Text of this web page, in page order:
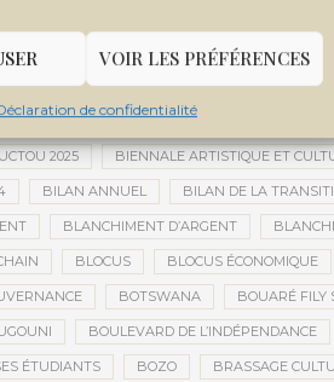
VOIR LES PRÉFÉRENCES
de confidentialité
BATTERIES LITHIUM BAUXITE
BESOIN HUMANITAIRE BESOINS
DE LA PHOTOGRAPHIE BIENNALE
2025 BIENNALE ARTISTIQUE ET
BILAN ANNUEL BILAN DE LA
BLANCHIMENT D’ARGENT
BLOCUS BLOCUS ÉCONOMIQUE
BOTSWANA BOUARÉ FILY
BOULEVARD DE L’INDÉPENDANCE
ÉTUDIANTS BOZO BRASSAGE